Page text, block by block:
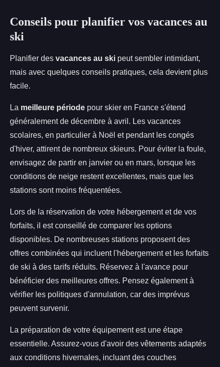
Conseils pour planifier vos vacances au
ski
Planifier des vacances au ski peut sembler intimidant,
mais avec quelques conseils pratiques, cela devient plus
facile.
La meilleure période pour skier en France s'étend
généralement de décembre à avril. Les vacances
scolaires, en particulier à Noël et pendant les congés
d'hiver, attirent de nombreux skieurs. Pour éviter la foule,
envisagez de partir en janvier ou en mars, lorsque les
conditions de neige restent excellentes, mais que les
stations sont moins fréquentées.
Lors de la réservation de votre hébergement et de vos
forfaits, il est conseillé de comparer les options
disponibles. De nombreuses stations proposent des
offres combinées qui incluent l'hébergement et les forfaits
de ski à des tarifs réduits. Réservez à l'avance pour
bénéficier des meilleures offres. Pensez également à
vérifier les politiques d'annulation, car des imprévus
peuvent survenir.
La préparation de votre équipement est une étape
essentielle. Assurez-vous d'avoir des vêtements adaptés
aux conditions hivernales, incluant des couches